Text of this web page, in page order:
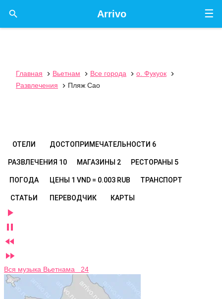
☰
Arrivo

Главная  Вьетнам  Все города  о. Фукуок

Развлечения
 Пляж Сао
ОТЕЛИ ДОСТОПРИМЕЧАТЕЛЬНОСТИ 6
РАЗВЛЕЧЕНИЯ 10 МАГАЗИНЫ 2 РЕСТОРАНЫ 5
ПОГОДА ЦЕНЫ 1 VND = 0.003 RUB ТРАНСПОРТ
СТАТЬИ ПЕРЕВОДЧИК КАРТЫ




Вся музыка Вьетнама 24